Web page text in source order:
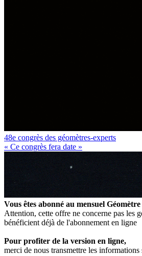
48e congrès des géomètres-experts
« Ce congrès fera date »
Vous êtes abonné au mensuel Géomètre
Attention, cette offre ne concerne pas les
bénéficient déjà de l'abonnement en ligne
Pour profiter de la version en ligne,
merci de nous transmettre les informations